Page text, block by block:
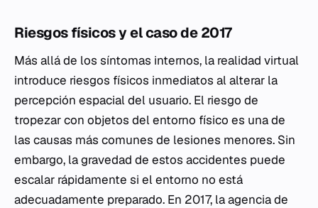
Riesgos físicos y el caso de 2017
Más allá de los síntomas internos, la realidad virtual
introduce riesgos físicos inmediatos al alterar la
percepción espacial del usuario. El riesgo de
tropezar con objetos del entorno físico es una de
las causas más comunes de lesiones menores. Sin
embargo, la gravedad de estos accidentes puede
escalar rápidamente si el entorno no está
adecuadamente preparado. En 2017, la agencia de